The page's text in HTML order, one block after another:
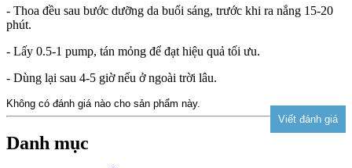
- Thoa đều sau bước dưỡng da buổi sáng, trước khi ra nắng 15-20
phút.
- Lấy 0.5-1 pump, tán mỏng để đạt hiệu quả tối ưu.
- Dùng lại sau 4-5 giờ nếu ở ngoài trời lâu.
Không có đánh giá nào cho sản phẩm này.
Danh mục